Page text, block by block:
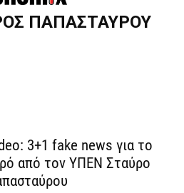
ΠΑΠΑΣΤΑΎΡΟΥ
3+1 fake news για το
από τον ΥΠΕΝ Σταύρο